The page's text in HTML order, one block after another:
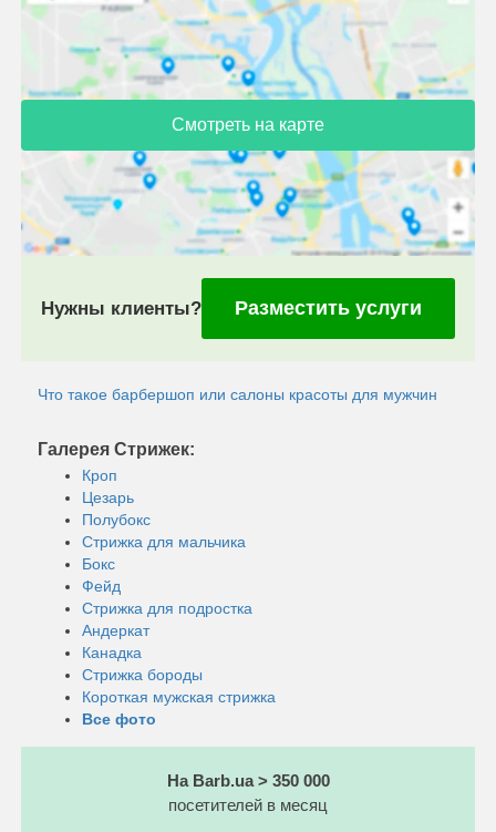
Смотреть на карте
Нужны клиенты? Разместить услуги
Что такое барбершоп или салоны красоты для мужчин
Галерея Стрижек:
Кроп
Цезарь
Полубокс
Стрижка для мальчика
Бокс
Фейд
Стрижка для подростка
Андеркат
Канадка
Стрижка бороды
Короткая мужская стрижка
Все фото
На Barb.ua > 350 000
посетителей в месяц